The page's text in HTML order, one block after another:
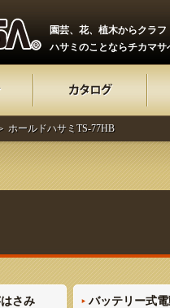
園芸、花、植木からクラフ
ハサミのことならチカマサ
ホールドハサミTS-77HB
さみ バッテリー式